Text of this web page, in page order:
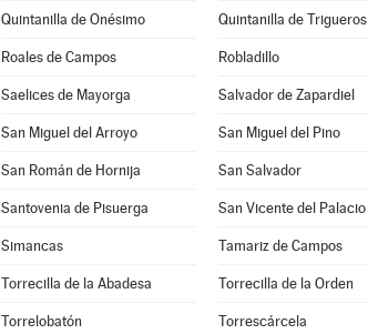
Quintanilla de Onésimo Quintanilla de Trigueros
Roales de Campos Robladillo
Saelices de Mayorga Salvador de Zapardiel
San Miguel del Arroyo San Miguel del Pino
San Román de Hornija San Salvador
Santovenia de Pisuerga San Vicente del Palacio
Simancas Tamariz de Campos
Torrecilla de la Abadesa Torrecilla de la Orden
Torrelobatón Torrescárcela